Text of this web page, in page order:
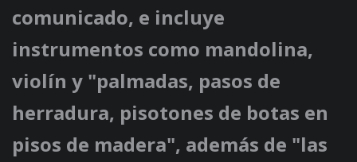
comunicado, e incluye
instrumentos como mandolina,
violín y "palmadas, pasos de
herradura, pisotones de botas en
pisos de madera", además de "las